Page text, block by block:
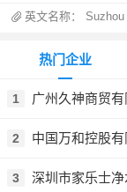
英文名称：
热门企业
1 广州久神商贸有
2 中国万和控股有
3 深圳市家乐士